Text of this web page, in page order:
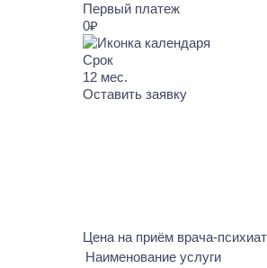
Первый платеж
0₽
Срок
12 мес.
Оставить заявку
Цена на приём врача-
Наименование услуги